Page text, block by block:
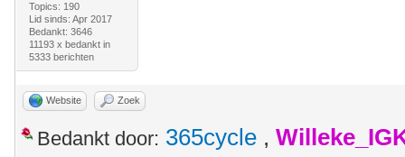
Topics: 190
Lid sinds: Apr 2017
Bedankt: 3646
11193 x bedankt in
5333 berichten
Website Zoek
Bedankt door: 365cycle ,